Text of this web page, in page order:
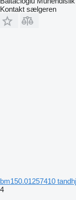
Kontakt sælgeren
bm150.01257410
4